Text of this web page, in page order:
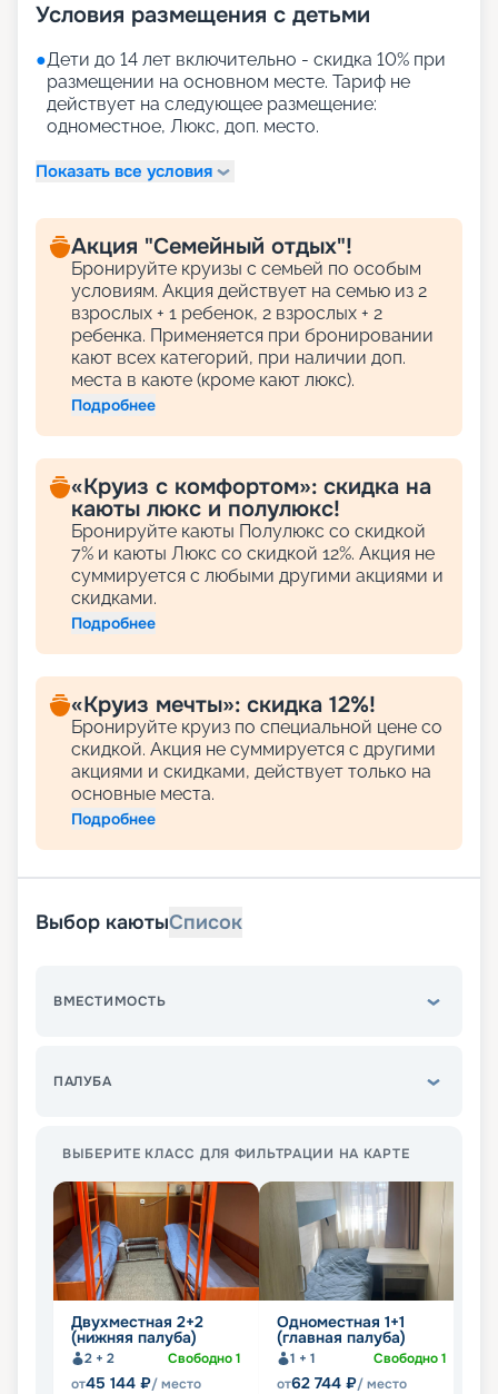
Условия размещения с детьми
●Дети до 14 лет включительно - скидка 10% при
размещении на основном месте. Тариф не
действует на следующее размещение:
одноместное, Люкс, доп. место.
Показать все условия
Акция "Семейный отдых"!
Бронируйте круизы с семьей по особым
условиям. Акция действует на семью из 2
взрослых + 1 ребенок, 2 взрослых + 2
ребенка. Применяется при бронировании
кают всех категорий, при наличии доп.
места в каюте (кроме кают люкс).
Подробнее
«Круиз с комфортом»: скидка на
каюты люкс и полулюкс!
Бронируйте каюты Полулюкс со скидкой
7% и каюты Люкс со скидкой 12%. Акция не
суммируется с любыми другими акциями и
скидками.
Подробнее
«Круиз мечты»: скидка 12%!
Бронируйте круиз по специальной цене со
скидкой. Акция не суммируется с другими
акциями и скидками, действует только на
основные места.
Подробнее
Выбор каютыСписок
ВМЕСТИМОСТЬ
ПАЛУБА
ВЫБЕРИТЕ КЛАСС ДЛЯ ФИЛЬТРАЦИИ НА КАРТЕ
Двухместная 2+2
(нижняя палуба)
2 + 2 Свободно1
от45 144 ₽/ место
Одноместная 1+1
(главная палуба)
1 + 1 Свободно1
от62 744 ₽/ место